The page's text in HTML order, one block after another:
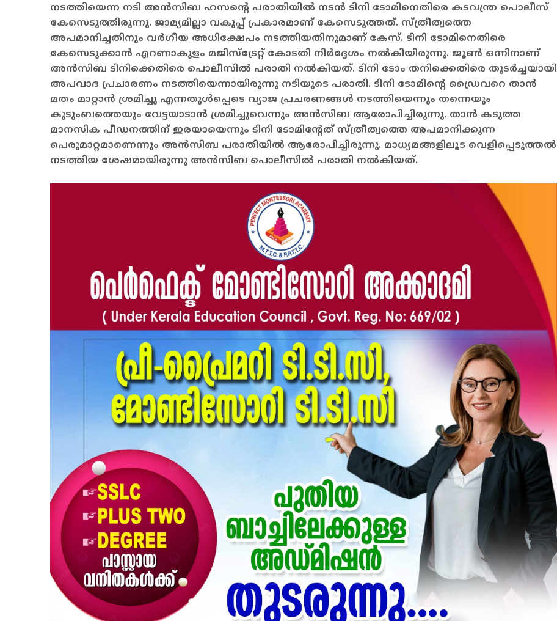
നടത്തിയെന്ന നടി അന്‍സിബ ഹസന്റെ പരാതിയില്‍ നടന്‍ ടിനി ടോമിനെതിരെ കടവന്ത്ര പൊലീസ്
കേസെടുത്തിരുന്നു. ജാമ്യമില്ലാ വകുപ്പ് പ്രകാരമാണ് കേസെടുത്തത്. സ്ത്രീത്വത്തെ
അപമാനിച്ചതിനും വര്‍ഗീയ അധിക്ഷേപം നടത്തിയതിനുമാണ് കേസ്. ടിനി ടോമിനെതിരെ
കേസെടുക്കാന്‍ എറണാകുളം മജിസ്ട്രേറ്റ് കോടതി നിര്‍ദ്ദേശം നല്‍കിയിരുന്നു. ജൂണ്‍ ഒന്നിനാണ്
അന്‍സിബ ടിനിക്കെതിരെ പൊലീസില്‍ പരാതി നല്‍കിയത്. ടിനി ടോം തനിക്കെതിരെ തുടര്‍ച്ചയായി
അപവാദ പ്രചാരണം നടത്തിയെന്നായിരുന്നു നടിയുടെ പരാതി. ടിനി ടോമിന്റെ ഡ്രൈവറെ താന്‍
മതം മാറ്റാന്‍ ശ്രമിച്ചു എന്നതുള്‍പ്പെടെ വ്യാജ പ്രചരണങ്ങള്‍ നടത്തിയെന്നും തന്നെയും
കുടുംബത്തെയും വേട്ടയാടാന്‍ ശ്രമിച്ചുവെന്നും അന്‍സിബ ആരോപിച്ചിരുന്നു. താന്‍ കടുത്ത
മാനസിക പീഡനത്തിന് ഇരയായെന്നും ടിനി ടോമിന്റേത് സ്ത്രീത്വത്തെ അപമാനിക്കുന്ന
പെരുമാറ്റമാണെന്നും അന്‍സിബ പരാതിയില്‍ ആരോപിച്ചിരുന്നു. മാധ്യമങ്ങളിലൂട വെളിപ്പെടുത്തല്‍
നടത്തിയ ശേഷമായിരുന്നു അന്‍സിബ പൊലീസില്‍ പരാതി നല്‍കിയത്.